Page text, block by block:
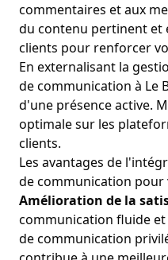
commentaires et aux
du contenu pertinent et
clients pour renforcer
En externalisant la
de communication à Le
d'une présence active.
optimale sur les
clients.
Les avantages de
de communication pour
Amélioration de la
communication fluide
de communication